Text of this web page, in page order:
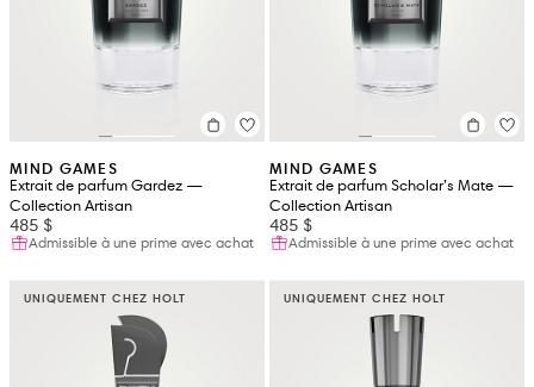
MIND GAMES
Extrait de parfum Gardez —
Collection Artisan
485 $
Admissible à une prime avec achat
MIND GAMES
Extrait de parfum Scholar’s Mate —
Collection Artisan
485 $
Admissible à une prime avec achat
UNIQUEMENT CHEZ HOLT UNIQUEMENT CHEZ HOLT